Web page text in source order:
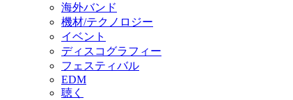
海外バンド
機材/テクノロジー
イベント
ディスコグラフィー
フェスティバル
EDM
聴く